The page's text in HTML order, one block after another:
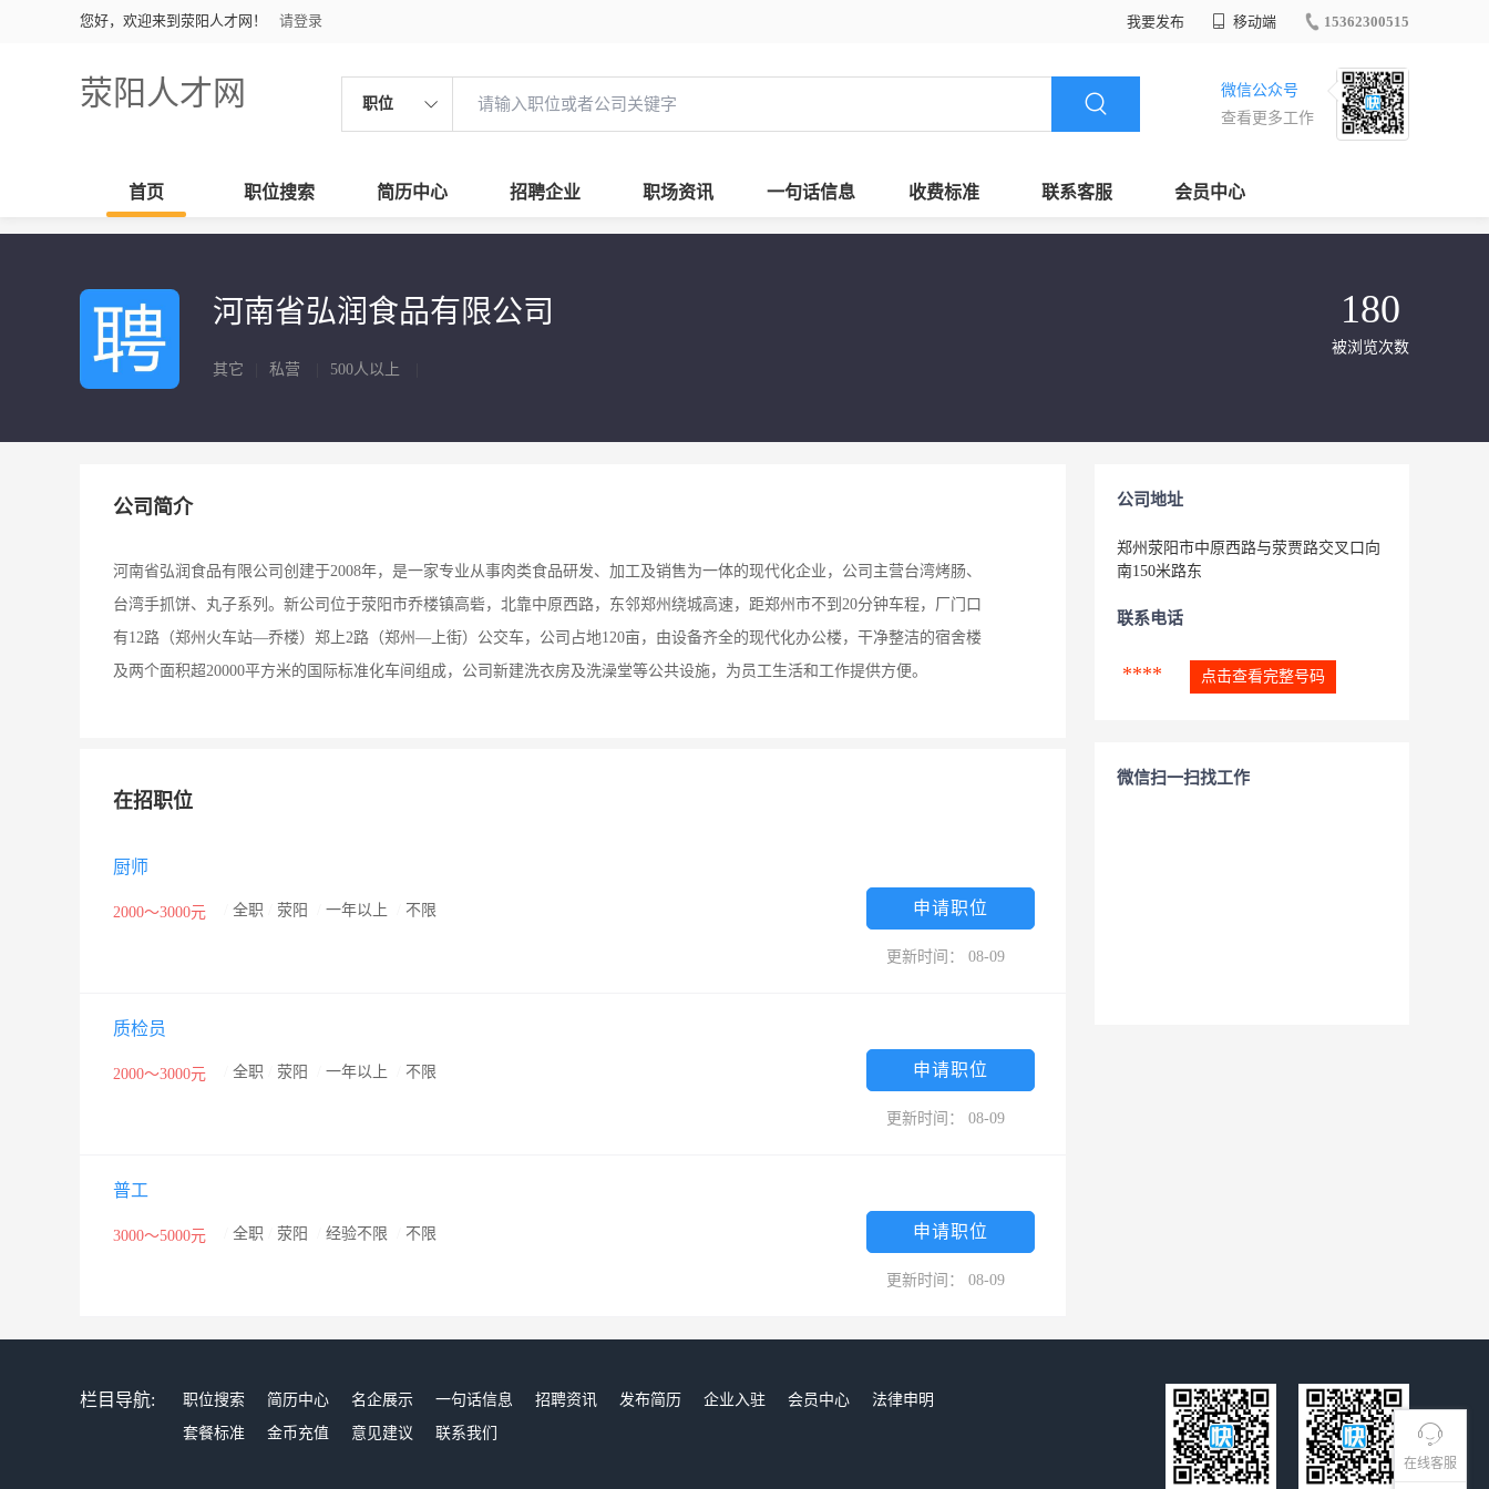
您好，欢迎来到荥阳人才网！ 请登录 我要发布 移动端 15362300515
荥阳人才网 职位
微信公众号
查看更多工作
首页 职位搜索 简历中心 招聘企业 职场资讯 一句话信息 收费标准 联系客服 会员中心
在线客服
河南省弘润食品有限公司
其它 私营 500人以上
180
被浏览次数
公司简介
河南省弘润食品有限公司创建于2008年，是一家专业从事肉类食品研发、加工及销售为一体的现代化企业，公司主营台湾烤肠、
台湾手抓饼、丸子系列。新公司位于荥阳市乔楼镇高砦，北靠中原西路，东邻郑州绕城高速，距郑州市不到20分钟车程，厂门口
有12路（郑州火车站—乔楼）郑上2路（郑州—上街）公交车，公司占地120亩，由设备齐全的现代化办公楼，干净整洁的宿舍楼
及两个面积超20000平方米的国际标准化车间组成，公司新建洗衣房及洗澡堂等公共设施，为员工生活和工作提供方便。
在招职位
厨师
2000～3000元 全职 荥阳 一年以上 不限 申请职位
更新时间： 08-09
质检员
2000～3000元 全职 荥阳 一年以上 不限 申请职位
更新时间： 08-09
普工
3000～5000元 全职 荥阳 经验不限 不限 申请职位
更新时间： 08-09
公司地址
郑州荥阳市中原西路与荥贾路交叉口向
南150米路东
联系电话
**** 点击查看完整号码
微信扫一扫找工作
栏目导航: 职位搜索 简历中心 名企展示 一句话信息 招聘资讯 发布简历 企业入驻 会员中心
法律申明
套餐标准
金币充值 意见建议 联系我们